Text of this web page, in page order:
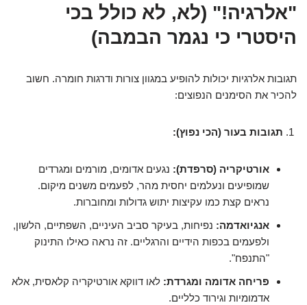
"אלרגיה!" (לא, לא כולל בכי
היסטרי כי נגמר הבמבה)
תגובות אלרגיות יכולות להופיע במגוון צורות ודרגות חומרה. חשוב
להכיר את הסימנים הנפוצים:
תגובות בעור (הכי נפוץ):
אורטיקריה (סרפדת): נגעים אדומים, מורמים ומגרדים
שמופיעים ונעלמים יחסית מהר, לפעמים משנים מיקום.
נראים קצת כמו עקיצות יתוש גדולות ומחוברות.
אנגיואדמה: נפיחות, בעיקר סביב העיניים, השפתיים, הלשון,
ולפעמים בכפות הידיים והרגליים. זה נראה כאילו התינוק
"התנפח".
פריחה אדומה ומגרדת: לאו דווקא אורטיקריה קלאסית, אלא
אדמומיות וגירוד כלליים.